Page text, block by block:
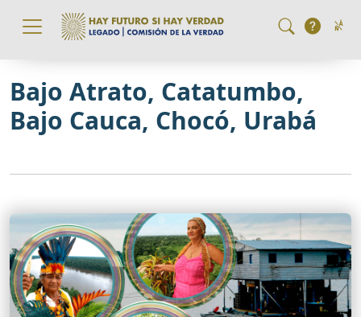
Pasar al contenido principal
Bajo Atrato, Catatumbo,
Bajo Cauca, Chocó, Urabá